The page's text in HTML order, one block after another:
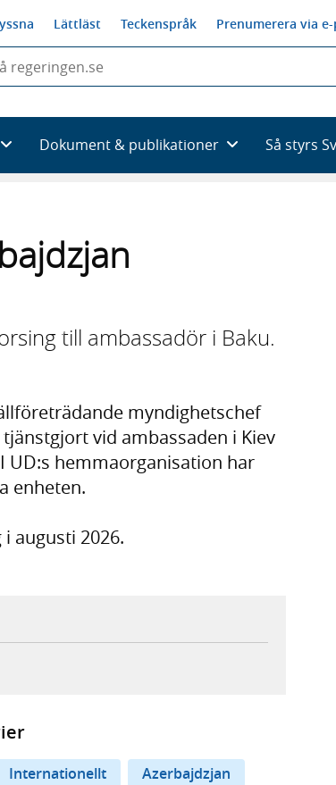
Lättläst Teckenspråk Prenumerera via
Dokument & publikationer Så styrs
till ambassadör i Baku.
myndighetschef
vid ambassaden i Kiev
UD:s hemmaorganisation har
enheten.
augusti 2026.
webbplats,
e-postklient,
Internationellt Azerbajdzjan